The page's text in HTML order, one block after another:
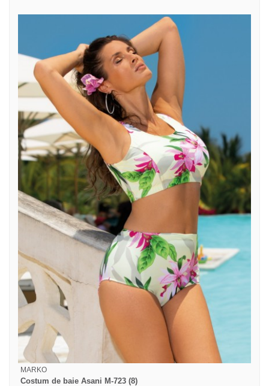
MARKO
Costum de baie Asani M-723 (8)